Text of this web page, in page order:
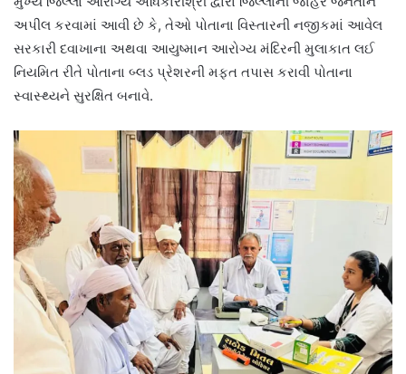
અપીલ કરવામાં આવી છે કે, તેઓ પોતાના વિસ્તારની નજીકમાં આવેલ
સરકારી દવાખાના અથવા આયુષ્માન આરોગ્ય મંદિરની મુલાકાત લઈ
નિયમિત રીતે પોતાના બ્લડ પ્રેશરની મફત તપાસ કરાવી પોતાના
સ્વાસ્થ્યને સુરક્ષિત બનાવે.